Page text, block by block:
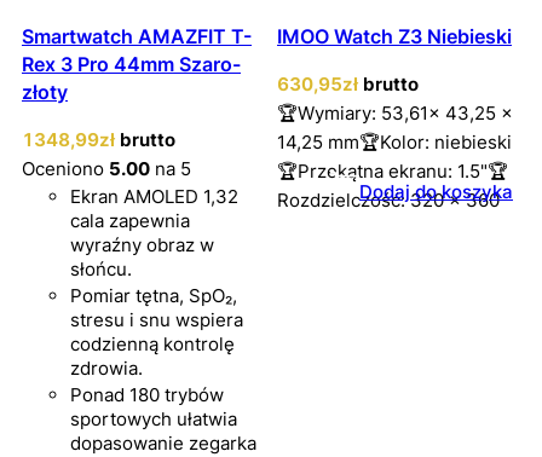
Smartwatch AMAZFIT T-
Rex 3 Pro 44mm Szaro-
złoty
1348,99zł brutto
Oceniono 5.00 na 5
Ekran AMOLED 1,32
cala zapewnia
wyraźny obraz w
słońcu.
Pomiar tętna, SpO₂,
stresu i snu wspiera
codzienną kontrolę
zdrowia.
Ponad 180 trybów
sportowych ułatwia
dopasowanie zegarka
IMOO Watch Z3 Niebieski
630,95zł brutto
🏆Wymiary: 53,61x 43,25 x
14,25 mm🏆Kolor: niebieski
🏆Przekątna ekranu: 1.5"🏆
Rozdzielczość: 320 x 360
Dodaj do koszyka